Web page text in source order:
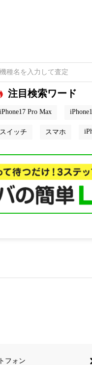
注目検索ワード
iPhone17 Pro Max
スイッチ スマホ
フォン